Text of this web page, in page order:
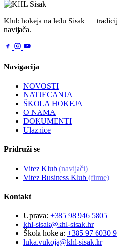
Klub hokeja na ledu Sisak —
navijača.
Navigacija
NOVOSTI
NATJECANJA
ŠKOLA HOKEJA
O NAMA
DOKUMENTI
Ulaznice
Pridruži se
Vitez Klub (navijači)
Vitez Business Klub (firme)
Kontakt
Uprava: +385 98 946 5805
khl-sisak@khl-sisak.hr
Škola hokeja: +385 97 6030
luka.vukoja@khl-sisak.hr